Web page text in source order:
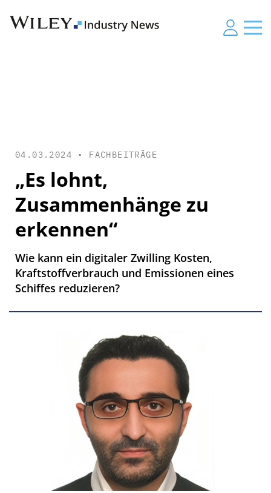
04.03.2024 • FACHBEITRÄGE
„Es lohnt,
Zusammenhänge zu
erkennen“
Wie kann ein digitaler Zwilling Kosten,
Kraftstoff­verbrauch und Emissionen eines
Schiffes reduzieren?